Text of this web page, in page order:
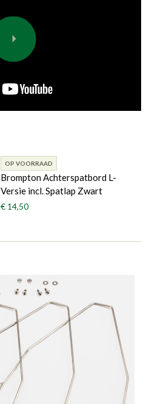
OP VOORRAAD
Brompton Achterspatbord L-
Versie incl. Spatlap Zwart
€ 14,50